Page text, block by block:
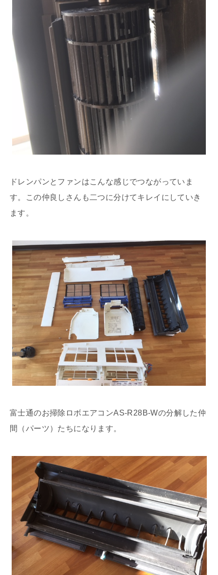
ドレンパンとファンはこんな感じでつながっていま
す。この仲良しさんも二つに分けてキレイにしていき
ます。
富士通のお掃除ロボエアコンAS-R28B-Wの分解した仲
間（パーツ）たちになります。